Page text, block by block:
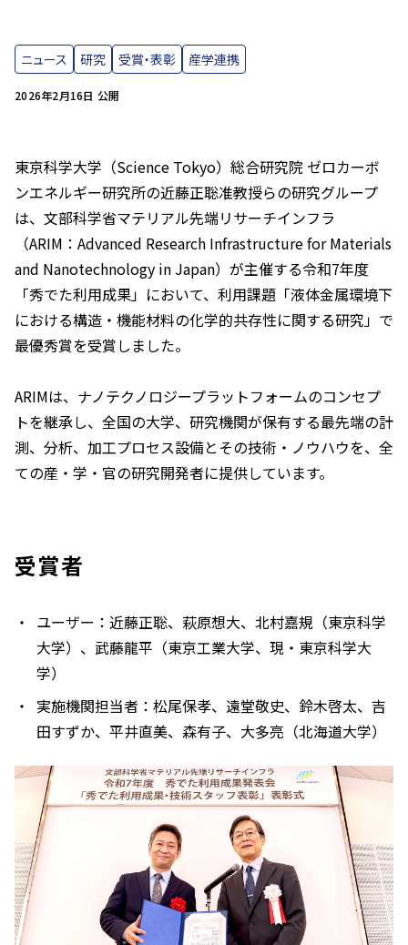
2026年2月16日 公開
ニュース 研究 受賞・表彰 産学連携
東京科学大学（Science Tokyo）総合研究院 ゼロカーボ
ンエネルギー研究所の近藤正聡准教授らの研究グループ
は、文部科学省マテリアル先端リサーチインフラ
（ARIM：Advanced Research Infrastructure for Materials
and Nanotechnology in Japan）が主催する令和7年度
「秀でた利用成果」において、利用課題「液体金属環境下
における構造・機能材料の化学的共存性に関する研究」で
最優秀賞を受賞しました。
ARIMは、ナノテクノロジープラットフォームのコンセプ
トを継承し、全国の大学、研究機関が保有する最先端の計
測、分析、加工プロセス設備とその技術・ノウハウを、全
ての産・学・官の研究開発者に提供しています。
受賞者
ユーザー：近藤正聡、萩原想大、北村嘉規（東京科学
大学）、武藤龍平（東京工業大学、現・東京科学大
学）
実施機関担当者：松尾保孝、遠堂敬史、鈴木啓太、吉
田すずか、平井直美、森有子、大多亮（北海道大学）